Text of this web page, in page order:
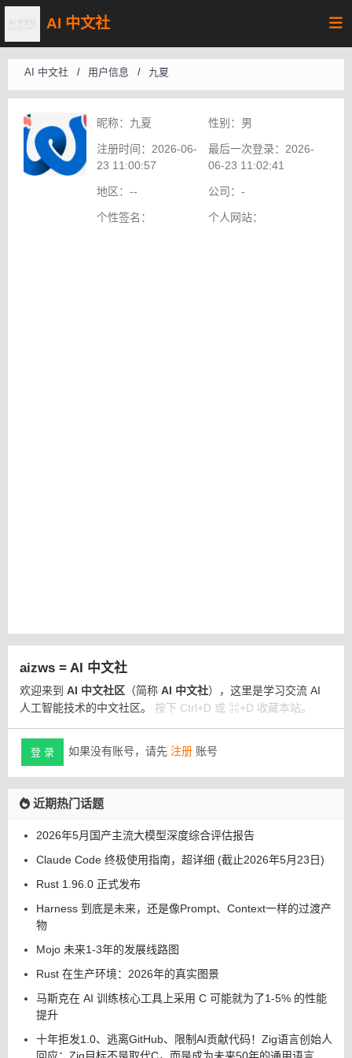
AI 中文社
AI 中文社 / 用户信息 / 九夏
昵称： 九夏 性别： 男
注册时间： 2026-06-
23 11:00:57
最后一次登录： 2026-
06-23 11:02:41
地区： -- 公司： -
个性签名： 个人网站：
aizws = AI 中文社
欢迎来到 AI 中文社区 （简称 AI 中文社），这里是学习交流 AI
人工智能技术的中文社区。 按下 Ctrl+D 或 ⌘+D 收藏本站。
登 录 如果没有账号，请先 注册 账号
近期热门话题
2026年5月国产主流大模型深度综合评估报告
Claude Code 终极使用指南，超详细 (截止2026年5月23日)
Rust 1.96.0 正式发布
Harness 到底是未来，还是像Prompt、Context一样的过渡产
物
Mojo 未来1-3年的发展线路图
Rust 在生产环境：2026年的真实图景
马斯克在 AI 训练核心工具上采用 C 可能就为了1-5% 的性能
提升
十年拒发1.0、逃离GitHub、限制AI贡献代码！Zig语言创始人